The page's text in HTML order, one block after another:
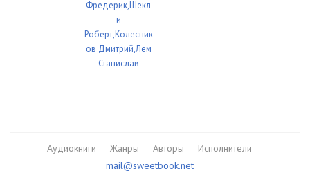
01_11_03
Фредерик,Шекл
и
Роберт,Колесник
ов Дмитрий,Лем
Станислав
Аудиокниги Жанры Авторы
Исполнители
mail@sweetbook.net